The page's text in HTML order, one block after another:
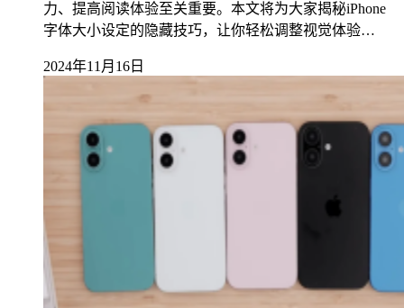
力、提高阅读体验至关重要。本文将为大家揭秘iPhone
字体大小设定的隐藏技巧，让你轻松调整视觉体验…
2024年11月16日